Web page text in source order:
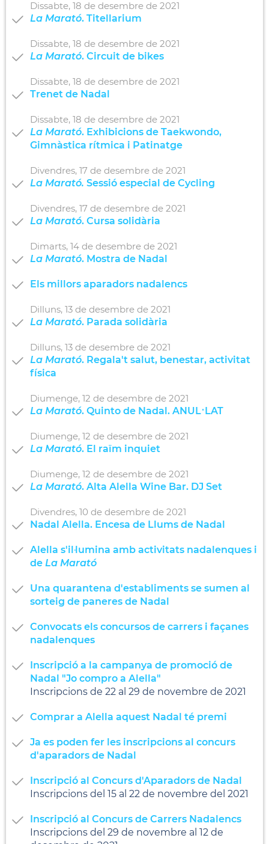
Dissabte, 18 de desembre de 2021
La Marató. Titellarium
Dissabte, 18 de desembre de 2021
La Marató. Circuit de bikes
Dissabte, 18 de desembre de 2021
Trenet de Nadal
Dissabte, 18 de desembre de 2021
La Marató. Exhibicions de Taekwondo,
Gimnàstica rítmica i Patinatge
Divendres, 17 de desembre de 2021
La Marató. Sessió especial de Cycling
Divendres, 17 de desembre de 2021
La Marató. Cursa solidària
Dimarts, 14 de desembre de 2021
La Marató. Mostra de Nadal
Els millors aparadors nadalencs
Dilluns, 13 de desembre de 2021
La Marató. Parada solidària
Dilluns, 13 de desembre de 2021
La Marató. Regala't salut, benestar, activitat
física
Diumenge, 12 de desembre de 2021
La Marató. Quinto de Nadal. ANUL·LAT
Diumenge, 12 de desembre de 2021
La Marató. El raïm inquiet
Diumenge, 12 de desembre de 2021
La Marató. Alta Alella Wine Bar. DJ Set
Divendres, 10 de desembre de 2021
Nadal Alella. Encesa de Llums de Nadal
Alella s'il·lumina amb activitats nadalenques i
de La Marató
Una quarantena d'establiments se sumen al
sorteig de paneres de Nadal
Convocats els concursos de carrers i façanes
nadalenques
Inscripció a la campanya de promoció de
Nadal "Jo compro a Alella"
Inscripcions de 22 al 29 de novembre de 2021
Comprar a Alella aquest Nadal té premi
Ja es poden fer les inscripcions al concurs
d'aparadors de Nadal
Inscripció al Concurs d'Aparadors de Nadal
Inscripcions del 15 al 22 de novembre del 2021
Inscripció al Concurs de Carrers Nadalencs
Inscripcions del 29 de novembre al 12 de